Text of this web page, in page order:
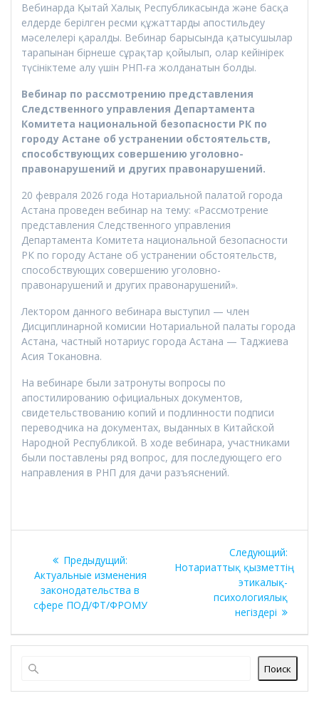
Вебинарда Қытай Халық Республикасында және басқа
елдерде берілген ресми құжаттарды апостильдеу
мәселелері қаралды. Вебинар барысында қатысушылар
тарапынан бірнеше сұрақтар қойылып, олар кейінірек
түсініктеме алу үшін РНП-ға жолданатын болды.
Вебинар по рассмотрению представления
Следственного управления Департамента
Комитета национальной безопасности РК по
городу Астане об устранении обстоятельств,
способствующих совершению уголовно-
правонарушений и других правонарушений.
20 февраля 2026 года Нотариальной палатой города
Астана проведен вебинар на тему: «Рассмотрение
представления Следственного управления
Департамента Комитета национальной безопасности
РК по городу Астане об устранении обстоятельств,
способствующих совершению уголовно-
правонарушений и других правонарушений».
Лектором данного вебинара выступил — член
Дисциплинарной комисии Нотариальной палаты города
Астана, частный нотариус города Астана — Таджиева
Асия Токановна.
На вебинаре были затронуты вопросы по
апостилированию официальных документов,
свидетельствованию копий и подлинности подписи
переводчика на документах, выданных в Китайской
Народной Республикой. В ходе вебинара, участниками
были поставлены ряд вопрос, для последующего его
направления в РНП для дачи разъяснений.
по
записям
Предыдущий:
запись:
Актуальные изменения
законодательства в
сфере ПОД/ФТ/ФРОМУ
Следующий:
Нотариаттық қызметтің
этикалық-
психологиялық
негіздері
Поиск